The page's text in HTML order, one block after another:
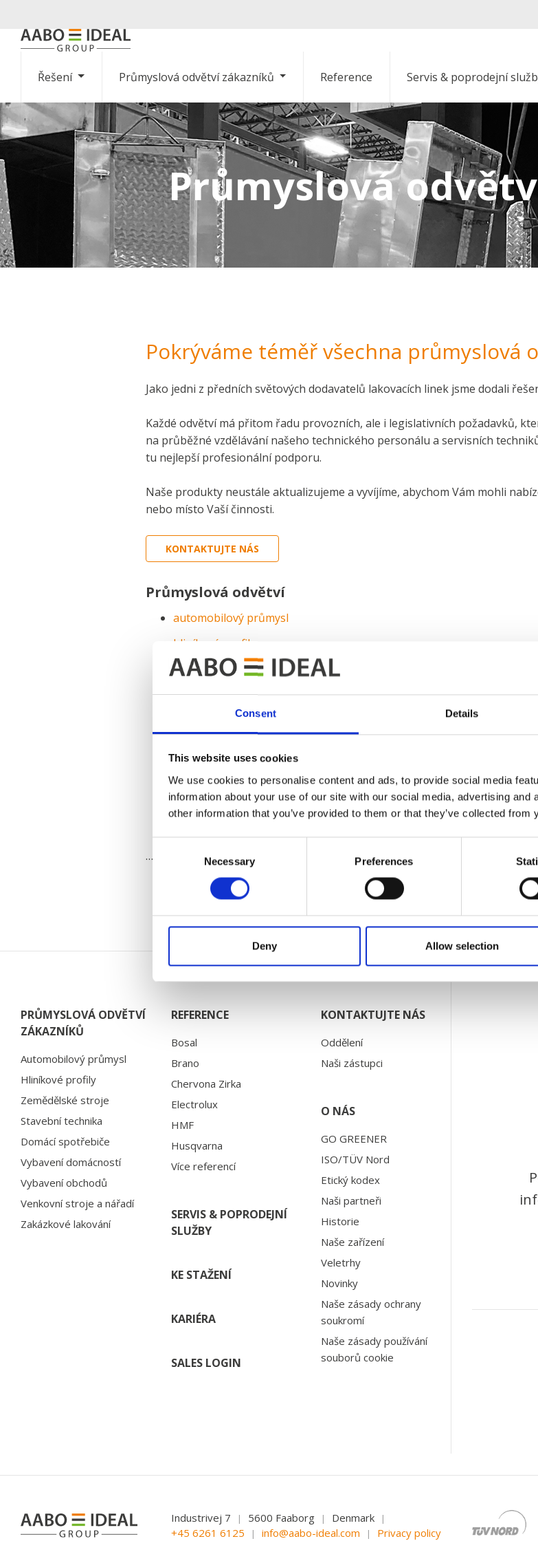
Consent Details
This website uses cookies
We use cookies to personalise content and ads, to provide social media
information about your use of our site with our social media, advertising
other information that you’ve provided to them or that they’ve collected
Selection
Necessary Preferences
Deny Allow selection
Řešení Průmyslová odvětví zákazníků Reference Servis & poprodejní
Průmyslová
Pokrýváme téměř všechna průmyslová
Jako jedni z předních světových dodavatelů lakovacích linek jsme dodali
Každé odvětví má přitom řadu provozních, ale i legislativních požadavků,
na průběžné vzdělávání našeho technického personálu a servisních
tu nejlepší profesionální podporu.
Naše produkty neustále aktualizujeme a vyvíjíme, abychom Vám mohli
nebo místo Vaší činnosti.
KONTAKTUJTE NÁS
Průmyslová odvětví
automobilový průmysl
hliníkové profily
zemědělské stroje
stavební technika
domácí spotřebiče
venkovní stroje a nářadí
zakázkové lakování
… a mnoho dalších
PRŮMYSLOVÁ ODVĚTVÍ
ZÁKAZNÍKŮ
Automobilový průmysl
Hliníkové profily
Zemědělské stroje
Stavební technika
Domácí spotřebiče
Vybavení domácností
Vybavení obchodů
Venkovní stroje a nářadí
Zakázkové lakování
REFERENCE
Bosal
Brano
Chervona Zirka
Electrolux
HMF
Husqvarna
Více referencí
SERVIS & POPRODEJNÍ
SLUŽBY
KE STAŽENÍ
KARIÉRA
SALES LOGIN
KONTAKTUJTE NÁS
Oddělení
Naši zástupci
O NÁS
GO GREENER
ISO/TÜV Nord
Etický kodex
Naši partneři
Historie
Naše zařízení
Veletrhy
Novinky
Naše zásady ochrany
soukromí
Naše zásady používání
souborů cookie
Industrivej 7 | 5600 Faaborg | Denmark |
+45 6261 6125 | info@aabo-ideal.com | Privacy policy